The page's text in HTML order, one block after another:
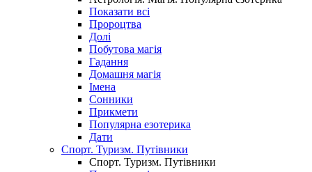
Показати всі
Пророцтва
Долі
Побутова магія
Гадання
Домашня магія
Імена
Сонники
Прикмети
Популярна езотерика
Дати
Спорт. Туризм. Путівники
Спорт. Туризм. Путівники